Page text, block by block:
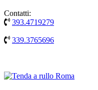
Contatti:
393.4719279
339.3765696